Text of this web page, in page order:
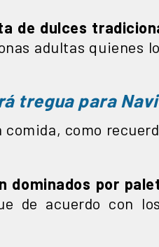
de dulces
adultas quienes
tregua para
como
dominados por
de acuerdo con